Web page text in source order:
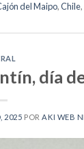
del Maipo,Chile,
día
2025 PORAKI WEB